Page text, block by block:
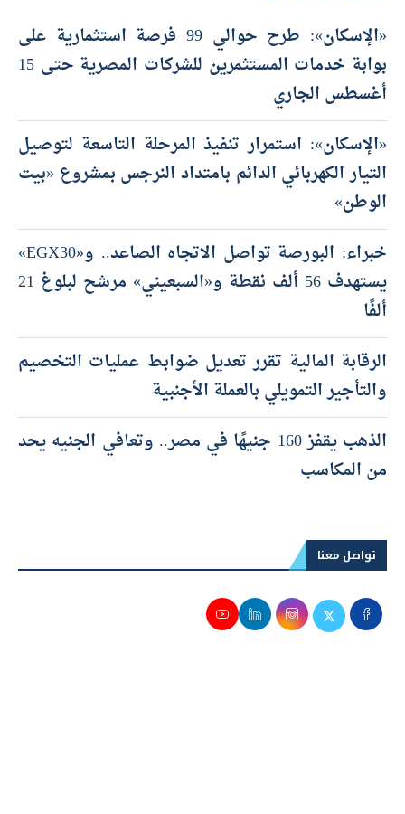
«الإسكان»: طرح حوالي 99 فرصة استثمارية على
بوابة خدمات المستثمرين للشركات المصرية حتى 15
أغسطس الجاري
«الإسكان»: استمرار تنفيذ المرحلة التاسعة لتوصيل
التيار الكهربائي الدائم بامتداد النرجس بمشروع «بيت
الوطن»
خبراء: البورصة تواصل الاتجاه الصاعد.. و«EGX30»
يستهدف 56 ألف نقطة و«السبعيني» مرشح لبلوغ 21
ألفًا
الرقابة المالية تقرر تعديل ضوابط عمليات التخصيم
والتأجير التمويلي بالعملة الأجنبية
الذهب يقفز 160 جنيهًا في مصر.. وتعافي الجنيه يحد
من المكاسب
تواصل معنا